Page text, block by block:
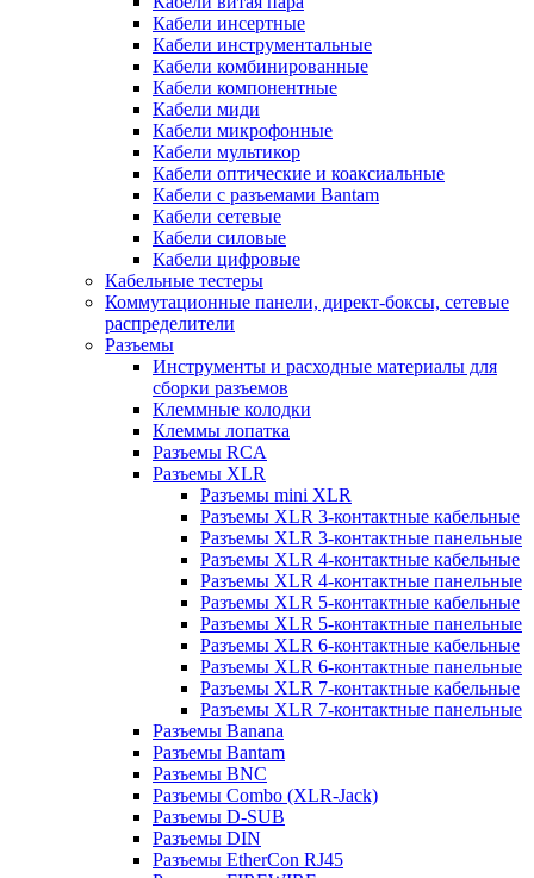
Кабели инсертные
Кабели инструментальные
Кабели комбинированные
Кабели компонентные
Кабели миди
Кабели микрофонные
Кабели мультикор
Кабели оптические и коаксиальные
Кабели с разъемами Bantam
Кабели сетевые
Кабели силовые
Кабели цифровые
Кабельные тестеры
Коммутационные панели, директ-боксы, сетевые
распределители
Разъемы
Инструменты и расходные материалы для
сборки разъемов
Клеммные колодки
Клеммы лопатка
Разъемы RCA
Разъемы XLR
Разъемы mini XLR
Разъемы XLR 3-контактные кабельные
Разъемы XLR 3-контактные панельные
Разъемы XLR 4-контактные кабельные
Разъемы XLR 4-контактные панельные
Разъемы XLR 5-контактные кабельные
Разъемы XLR 5-контактные панельные
Разъемы XLR 6-контактные кабельные
Разъемы XLR 6-контактные панельные
Разъемы XLR 7-контактные кабельные
Разъемы XLR 7-контактные панельные
Разъемы Banana
Разъемы Bantam
Разъемы BNC
Разъемы Combo (XLR-Jack)
Разъемы D-SUB
Разъемы DIN
Разъемы EtherCon RJ45